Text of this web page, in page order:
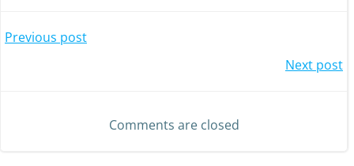
Previous post
Next post
Comments are closed